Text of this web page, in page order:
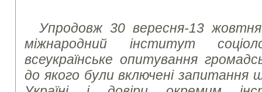
Упродовж 30 вересня-13
міжнародний інститут
всеукраїнське опитування
до якого були включені запитання